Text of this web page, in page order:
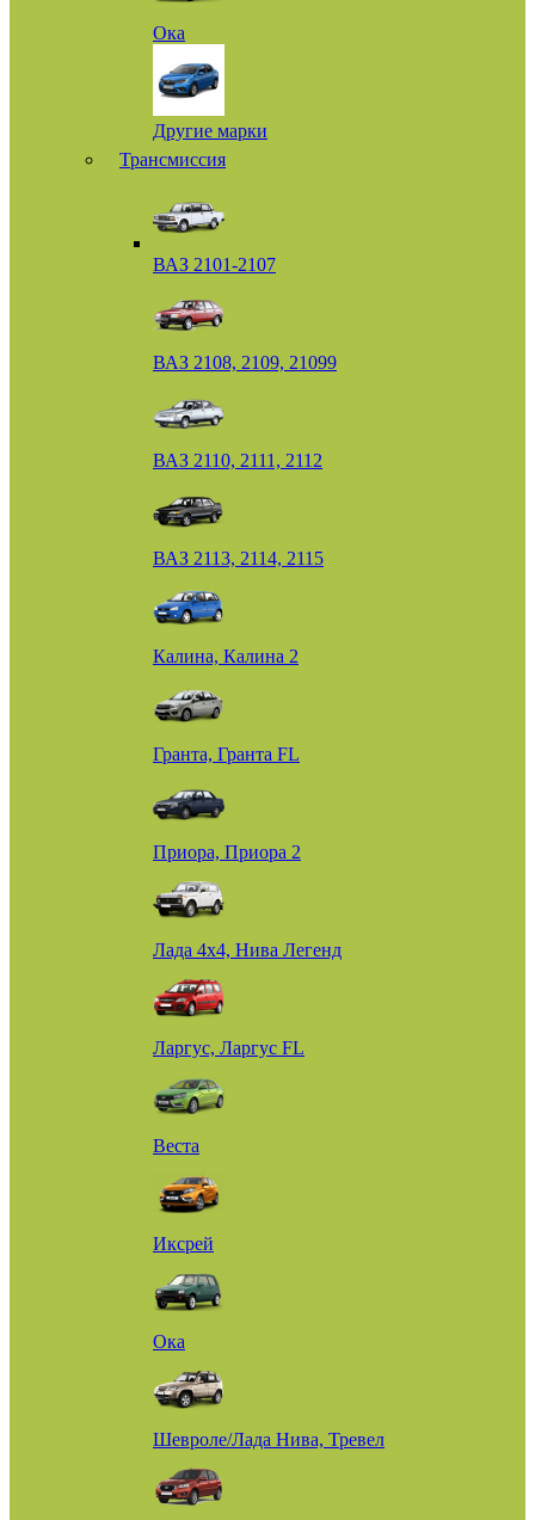
Ока
Другие марки
Трансмиссия
ВАЗ 2101-2107
ВАЗ 2108, 2109, 21099
ВАЗ 2110, 2111, 2112
ВАЗ 2113, 2114, 2115
Калина, Калина 2
Гранта, Гранта FL
Приора, Приора 2
Лада 4х4, Нива Легенд
Ларгус, Ларгус FL
Веста
Иксрей
Ока
Шевроле/Лада Нива, Тревел